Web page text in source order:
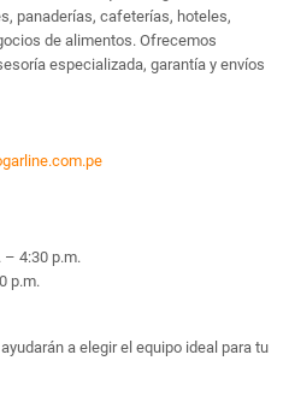
panaderías, cafeterías, hoteles,
de alimentos. Ofrecemos
especializada, garantía y envíos
– 4:30 p.m.
p.m.
a elegir el equipo ideal para tu